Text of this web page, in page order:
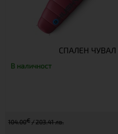
СПАЛЕН ЧУВАЛ
В наличност
104.00€ 203.41 лв.